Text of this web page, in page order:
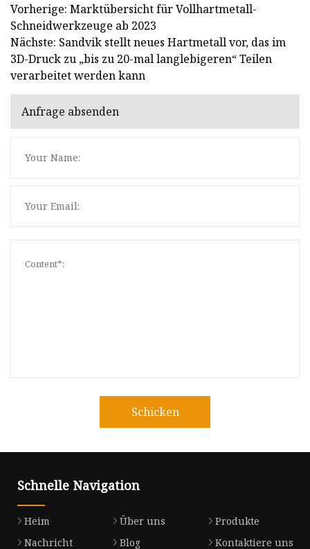
Vorherige: Marktübersicht für Vollhartmetall-
Schneidwerkzeuge ab 2023
Nächste: Sandvik stellt neues Hartmetall vor, das im
3D-Druck zu „bis zu 20-mal langlebigeren“ Teilen
verarbeitet werden kann
Anfrage absenden
Schicken
Schnelle Navigation
Heim Über uns
Produkte
Nachricht
Blog Kontaktiere uns